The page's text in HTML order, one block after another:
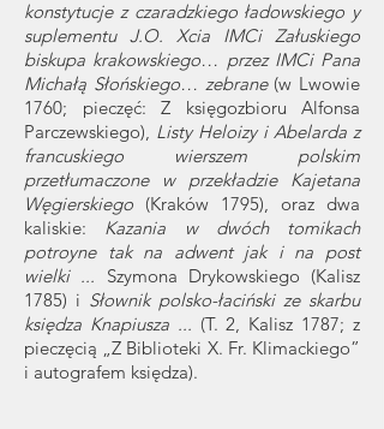
konstytucje z czaradzkiego ładowskiego y
suplementu J.O. Xcia IMCi Załuskiego
biskupa krakowskiego… przez IMCi Pana
Michałą Słońskiego… zebrane(w Lwowie
1760; pieczęć: Z księgozbioru Alfonsa
Parczewskiego), Listy Heloizy i Abelarda z
francuskiego wierszem polskim
przetłumaczone w przekładzie Kajetana
Węgierskiego (Kraków 1795), oraz dwa
kaliskie: Kazania w dwóch tomikach
potroyne tak na adwent jak i na post
wielki ... Szymona Drykowskiego (Kalisz
1785) i Słownik polsko-łaciński ze skarbu
księdza Knapiusza ... (T. 2, Kalisz 1787; z
pieczęcią „Z Biblioteki X. Fr. Klimackiego”
i autografem księdza).